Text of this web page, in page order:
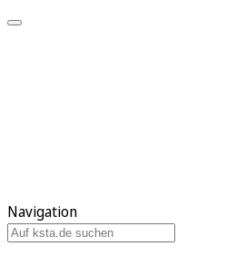
Navigation